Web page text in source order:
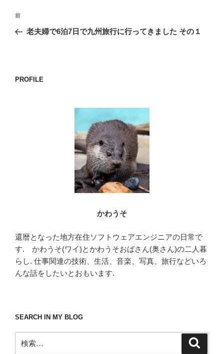
投
ナ
ー
前
の
前
老夫婦で6泊7日で九州旅行に行ってきました その１
PROFILE
かわうそ
還暦となった地方在住ソフトウェアエンジニアの日常で
す. かわうそ(ワイ)とかわうそおばさん(奥さん)の二人暮
らし. 仕事関連の技術、生活、音楽、写真、旅行などいろ
んな話をしたいとおもいます.
SEARCH IN MY BLOG
索: